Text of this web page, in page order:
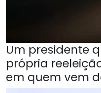
Um presidente
própria
em quem vem